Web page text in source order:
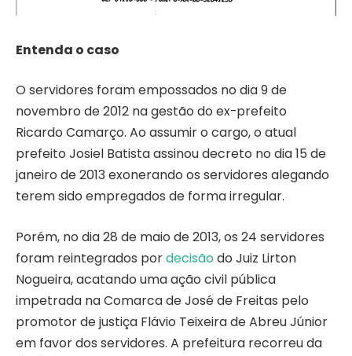
Entenda o caso
O servidores foram empossados no dia 9 de
novembro de 2012 na gestão do ex-prefeito
Ricardo Camarço. Ao assumir o cargo, o atual
prefeito Josiel Batista assinou decreto no dia 15 de
janeiro de 2013 exonerando os servidores alegando
terem sido empregados de forma irregular.
Porém, no dia 28 de maio de 2013, os 24 servidores
foram reintegrados pordecisãodo Juiz Lirton
Nogueira, acatando uma ação civil pública
impetrada na Comarca de José de Freitas pelo
promotor de justiça Flávio Teixeira de Abreu Júnior
em favor dos servidores. A prefeitura recorreu da